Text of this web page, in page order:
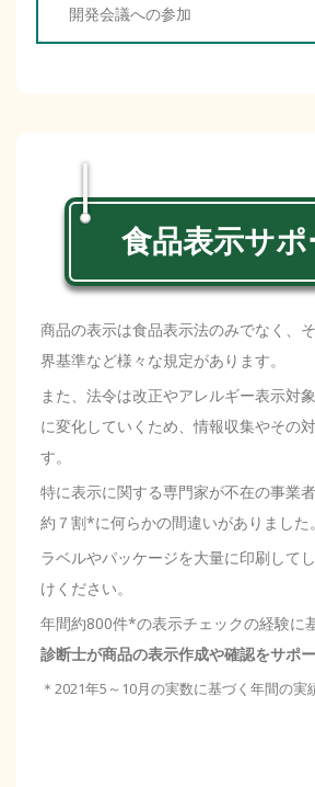
開発会議への参加
食品表示サポ
商品の表示は食品表示法のみでなく、
界基準など様々な規定があります。
また、法令は改正やアレルギー表示対
に変化していくため、情報収集やその
す。
特に表示に関する専門家が不在の事業
約７割*に何らかの間違いがありました。
ラベルやパッケージを大量に印刷して
けください。
年間約800件*の表示チェックの経験に
診断士が商品の表示作成や確認をサポ
＊2021年5～10月の実数に基づく年間の実